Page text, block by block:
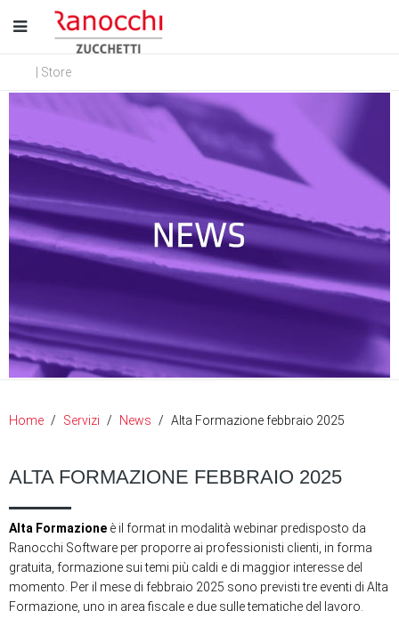
| Store
Home Servizi News Alta Formazione febbraio 2025
ALTA FORMAZIONE FEBBRAIO 2025
Alta Formazione è il format in modalità webinar predisposto da
Ranocchi Software per proporre ai professionisti clienti, in forma
gratuita, formazione sui temi più caldi e di maggior interesse del
momento. Per il mese di febbraio 2025 sono previsti tre eventi di Alta
Formazione, uno in area fiscale e due sulle tematiche del lavoro.